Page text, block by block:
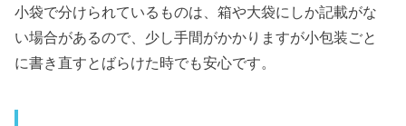
小袋で分けられているものは、箱や大袋にしか記載がな
い場合があるので、少し手間がかかりますが小包装ごと
に書き直すとばらけた時でも安心です。